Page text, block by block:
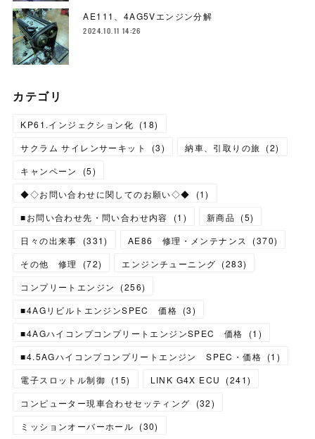
AE111、4AG5Vエンジン分解
2024.10.11 14:26
カテゴリ
KP61.インジェクション化 (18)
サクラム サイレンサーキット
(3) 納車、引取りの旅 (2)
キャンペーン
(5)
◆◇お問い合わせに関してのお願い◇◆
(1)
■お問い合わせ先・問い合わせ内容
(1 ) 新商品 (5)
日々の出来事
(331) AE86 修理・メンテナンス (370)
その他 修理
(72) エンジンチューニング (283)
コンプリートエンジン
(256)
■4AGリビルトエンジンSPEC 価格 (3)
■4AGハイコンプコンプリートエンジンSPEC 価格
(1 )
■4.5AGハイコンプコンプリートエンジン SPEC・価格 (1 )
電子スロットル制御 (15) LINK G4X ECU (241)
コンピューター現車合わせセッティング
(32)
ミッションオーバーホール (30)